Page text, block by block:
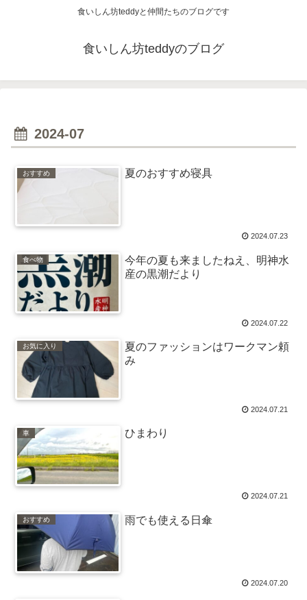
食いしん坊teddyと仲間たちのブログです
食いしん坊teddyのブログ
2024-07
おすすめ 夏のおすすめ寝具
2024.07.23
食べ物
今年の夏も来ましたねえ、明神水
産の黒潮だより
2024.07.22
お気に入り
夏のファッションはワークマン頼
み
2024.07.21
車 ひまわり
2024.07.21
おすすめ 雨でも使える日傘
2024.07.20